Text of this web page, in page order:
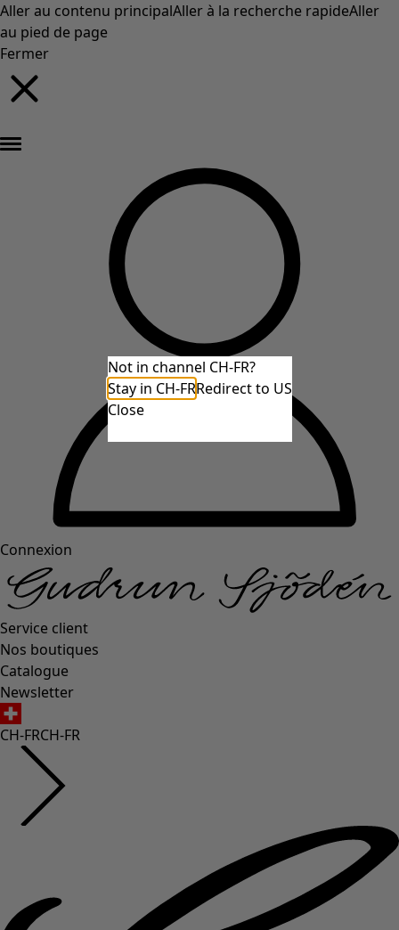
Aller au contenu principalAller à la recherche rapideAller
au pied de page
Fermer
Connexion
Service client
Nos boutiques
Catalogue
Newsletter
CH-FRCH-FR
Not in channel CH-FR?
Stay in CH-FRRedirect to US
Close